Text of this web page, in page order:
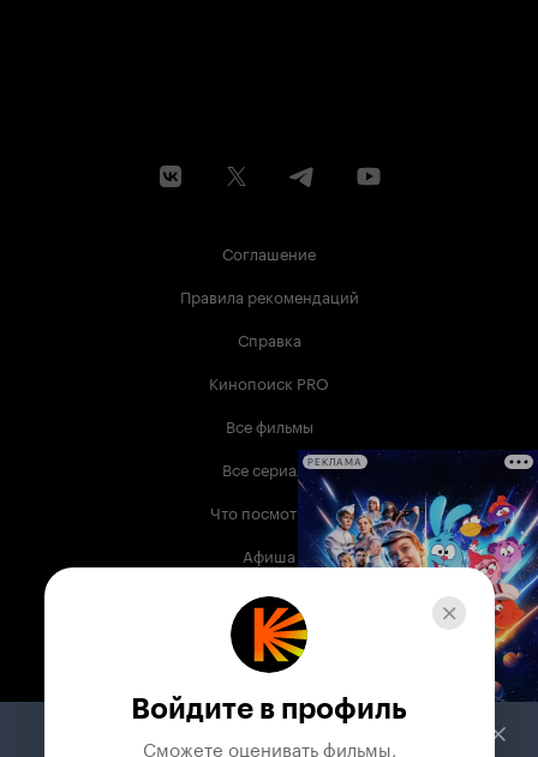
Соглашение
Правила рекомендаций
Справка
Кинопоиск PRO
Все фильмы
Все сериалы
Что посмотреть
Афиша
Музыка
Телепрограмма
Служба поддержки
РЕКЛАМА
Войдите в профиль
Сможете оценивать фильмы,